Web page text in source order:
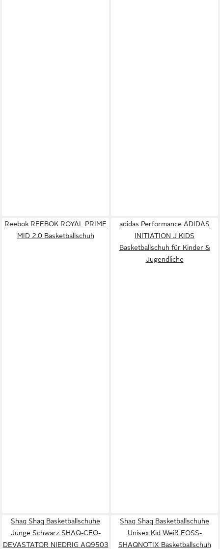
Reebok REEBOK ROYAL PRIME
MID 2.0 Basketballschuh
adidas Performance ADIDAS
INITIATION J KIDS
Basketballschuh für Kinder &
Jugendliche
Shaq Shaq Basketballschuhe
Junge Schwarz SHAQ-CEO-
DEVASTATOR NIEDRIG AQ9503
Shaq Shaq Basketballschuhe
Unisex Kid Weiß EOSS-
SHAQNOTIX Basketballschuh